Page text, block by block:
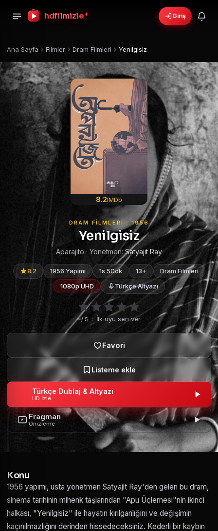
hdfilmizle + Giriş
Ana Sayfa Filmler Dram Filmleri Yenilgisiz
8.2IMDb
DRAM FILMLERI · 1956
Yenilgisiz
Aparajito · Yönetmen:Satyajit Ray
8.2 1956 Yapımı 1s 50dk 13+
Dram Filmleri
1080p UHD
Türkçe Altyazı
–/ 5 · İlk oyu sen ver
Türkçe Dublaj & Altyazı
HD İzle
Fragman
Önizleme
Konu
1956 yapımı, usta yönetmen Satyajit Ray'den gelen bu dram,
sinema tarihinin mihenk taşlarından "Apu Üçlemesi"nin ikinci
halkası, "Yenilgisiz" ile hayatın kırılganlığını ve değişimin
kaçınılmazlığını derinden hissedeceksiniz. Kederli bir kaybın